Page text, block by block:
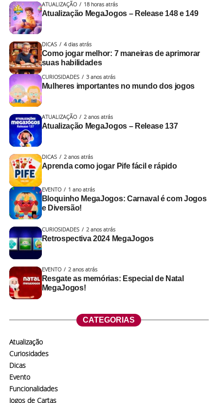
ATUALIZAÇÃO 18 horas atrás
Atualização MegaJogos – Release 148 e 149
DICAS 4 dias atrás
Como jogar melhor: 7 maneiras de aprimorar
suas habilidades
CURIOSIDADES 3 anos atrás
Mulheres importantes no mundo dos jogos
ATUALIZAÇÃO 2 anos atrás
Atualização MegaJogos – Release 137
DICAS 2 anos atrás
Aprenda como jogar Pife fácil e rápido
EVENTO 1 ano atrás
Bloquinho MegaJogos: Carnaval é com Jogos
e Diversão!
CURIOSIDADES 2 anos atrás
Retrospectiva 2024 MegaJogos
EVENTO 2 anos atrás
Resgate as memórias: Especial de Natal
MegaJogos!
CATEGORIAS
Atualização
Curiosidades
Dicas
Evento
Funcionalidades
Jogos de Cartas